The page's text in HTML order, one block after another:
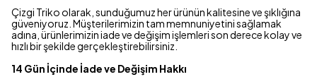
Çizgi Triko olarak, sunduğumuz her ürünün kalitesine ve şıklığına
güveniyoruz. Müşterilerimizin tam memnuniyetini sağlamak
adına, ürünlerimizin iade ve değişim işlemleri son derece kolay ve
hızlı bir şekilde gerçekleştirebilirsiniz.
14 Gün İçinde İade ve Değişim Hakkı